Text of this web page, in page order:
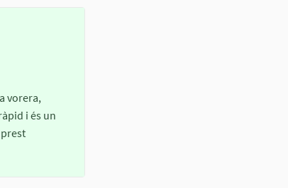
vorera,
i és un